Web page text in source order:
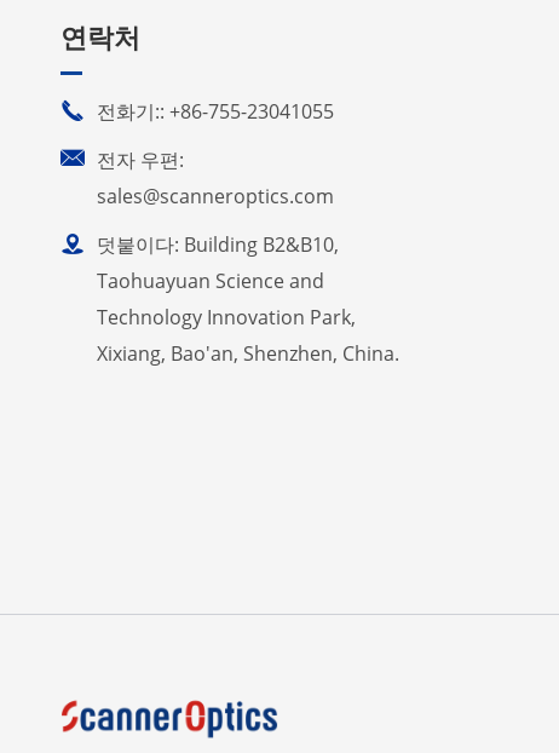
연락처
 전화기:: +86-755-23041055
 전자 우편:
sales@scanneroptics.com
 덧붙이다: Building B2&B10,
Taohuayuan Science and
Technology Innovation Park,
Xixiang, Bao'an, Shenzhen, China.